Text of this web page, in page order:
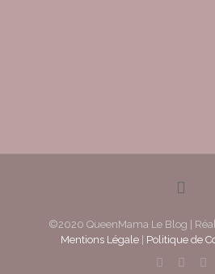
©2020 QueenMama Le Blog |
Mentions Légale| Politique de